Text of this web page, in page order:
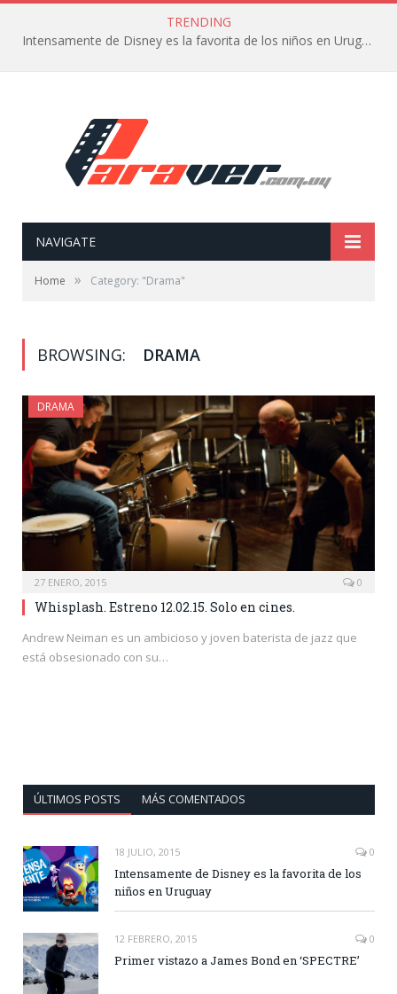
TRENDING
Intensamente de Disney es la favorita de los niños en Uruguay
NAVIGATE
Home » Category: "Drama"
BROWSING: DRAMA
DRAMA
27 ENERO, 2015 0
Whisplash. Estreno 12.02.15. Solo en cines.
Andrew Neiman es un ambicioso y joven baterista de jazz que
está obsesionado con su…
ÚLTIMOS POSTS MÁS COMENTADOS
18 JULIO, 2015 0
Intensamente de Disney es la favorita de los
niños en Uruguay
12 FEBRERO, 2015 0
Primer vistazo a James Bond en ‘SPECTRE’